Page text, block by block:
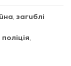
загиблі
поліція